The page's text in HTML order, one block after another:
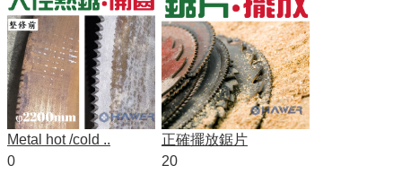
Metal hot /cold ..
0
正確擺放鋸片
20